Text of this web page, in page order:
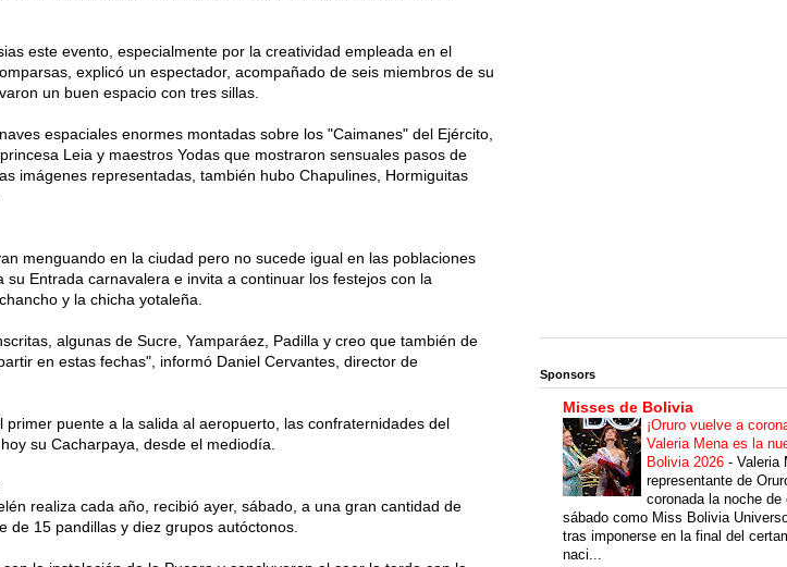
este evento, especialmente por la creatividad empleada en el
explicó un espectador, acompañado de seis miembros de su
un buen espacio con tres sillas.
espaciales enormes montadas sobre los "Caimanes" del Ejército,
Leia y maestros Yodas que mostraron sensuales pasos de
imágenes representadas, también hubo Chapulines, Hormiguitas
menguando en la ciudad pero no sucede igual en las poblaciones
su Entrada carnavalera e invita a continuar los festejos con la
y la chicha yotaleña.
algunas de Sucre, Yamparáez, Padilla y creo que también de
en estas fechas", informó Daniel Cervantes, director de
puente a la salida al aeropuerto, las confraternidades del
su Cacharpaya, desde el mediodía.
realiza cada año, recibió ayer, sábado, a una gran cantidad de
de 15 pandillas y diez grupos autóctonos.
Sponsors
Misses de Bolivia
¡Oruro vuelve a
Valeria Mena es la
Bolivia 2026 - Valeria
representante de
coronada la noche de
sábado como Miss Bolivia
tras imponerse en la final del
naci...